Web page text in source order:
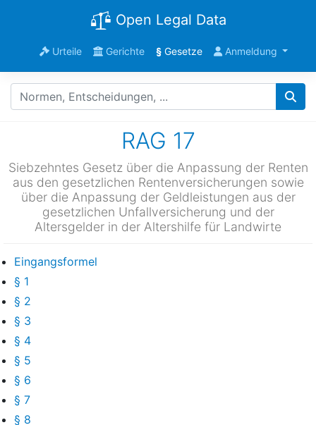
Open Legal Data
Urteile Gerichte §Gesetze Anmeldung
RAG 17
Siebzehntes Gesetz über die Anpassung der Renten
aus den gesetzlichen Rentenversicherungen sowie
über die Anpassung der Geldleistungen aus der
gesetzlichen Unfallversicherung und der
Altersgelder in der Altershilfe für Landwirte
Eingangsformel
§ 1
§ 2
§ 3
§ 4
§ 5
§ 6
§ 7
§ 8